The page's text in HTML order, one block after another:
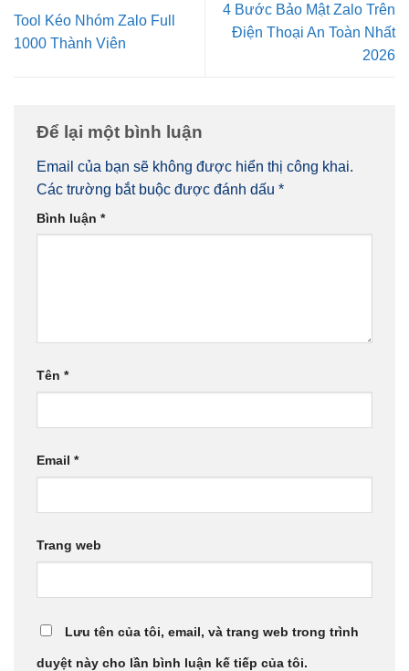
Tool Kéo Nhóm Zalo Full
1000 Thành Viên
4 Bước Bảo Mật Zalo Trên
Điện Thoại An Toàn Nhất
2026
Để lại một bình luận
Email của bạn sẽ không được hiển thị công khai.
Các trường bắt buộc được đánh dấu *
Bình luận *
Tên *
Email *
Trang web
Lưu tên của tôi, email, và trang web trong trình
duyệt này cho lần bình luận kế tiếp của tôi.